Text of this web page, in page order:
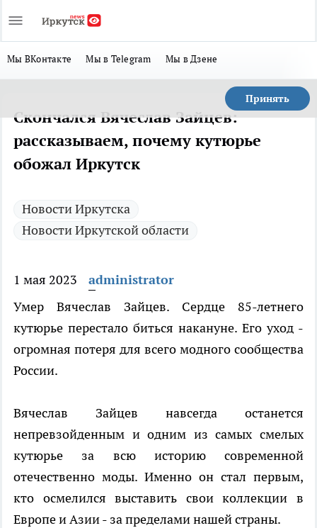
Мы ВКонтакте Мы в Telegram Мы в Дзене
Принять
Скончался Вячеслав Зайцев:
рассказываем, почему кутюрье
обожал Иркутск
Новости Иркутска
Новости Иркутской области
1 мая 2023
administrator
Умер Вячеслав Зайцев. Сердце 85-летнего
кутюрье перестало биться накануне. Его уход -
огромная потеря для всего модного сообщества
России.
Вячеслав Зайцев навсегда останется
непревзойденным и одним из самых смелых
кутюрье за всю историю современной
отечественно моды. Именно он стал первым,
кто осмелился выставить свои коллекции в
Европе и Азии - за пределами нашей страны.